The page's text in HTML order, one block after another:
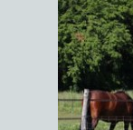
Aller au contenu
Les